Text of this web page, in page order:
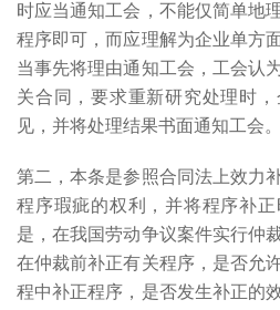
时应当通知工会，不能仅简单地
程序即可，而应理解为企业单方
当事先将理由通知工会，工会认
关合同，要求重新研究处理时
见，并将处理结果书面通知工会。
第二，本条是参照合同法上效力
程序瑕疵的权利，并将程序补
是，在我国劳动争议案件实行仲
在仲裁前补正有关程序，是否允
程中补正程序，是否发生补正的